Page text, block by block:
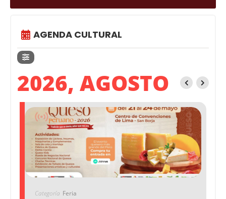
AGENDA CULTURAL
2026, AGOSTO
Categoría Feria